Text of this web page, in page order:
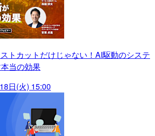
ストカットだけじゃない！AI駆動のシステ
当の効果
日(火) 15:00